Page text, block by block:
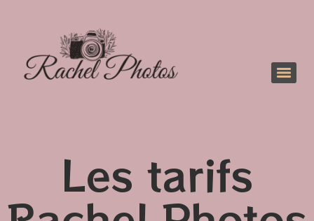
Les tarifs